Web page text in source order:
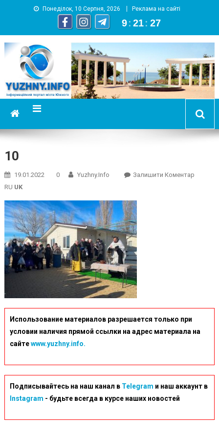
Понеділок, 10 Серпня, 2026 Реклама на сайті
9 : 21 : 28
YUZHNY.INFO
информационный портал города Южный
10
19.01.2022 0 Yuzhny.info Залишити КоментарOn
RU UK
Использование материалов разрешается только при
условии наличия прямой ссылки на адрес материала на
сайтеwww.yuzhny.info.
Подписывайтесь на наш канал в Telegram и наш аккаунт в
Instagram - будьте всегда в курсе наших новостей